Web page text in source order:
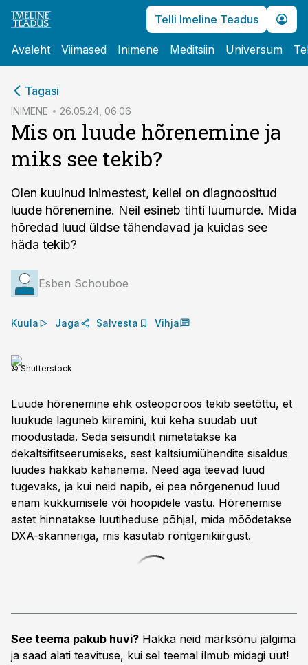
Telli Imeline Teadus
Avaleht Viimased Inimene Meditsiin Universum
Tagasi
INIMENE 26.05.24, 06:06
Mis on luude hõrenemine ja
miks see tekib?
Olen kuulnud inimestest, kellel on diagnoositud
luude hõrenemine. Neil esineb tihti luumurde. Mida
hõredad luud üldse tähendavad ja kuidas see
häda tekib?
Esben Schouboe
Kuula Jaga Salvesta Vihja
© Shutterstock
Luude hõrenemine ehk osteoporoos tekib seetõttu, et
luukude laguneb kiiremini, kui keha suudab uut
moodustada. Seda seisundit nimetatakse ka
dekaltsifitseerumiseks, sest kaltsiumiühendite sisaldus
luudes hakkab kahanema. Need aga teevad luud
tugevaks, ja kui neid napib, ei pea nõrgenenud luud
enam kukkumisele või hoopidele vastu. Hõrenemi­se
astet hinnatakse luu­tiheduse põhjal, mida mõõdetakse
DXA-­skanneriga, mis kasutab röntgenikiirgust.
See teema pakub huvi? Hakka neid märksõnu jälgima
ja saad alati teavituse, kui sel teemal ilmub midagi uut!